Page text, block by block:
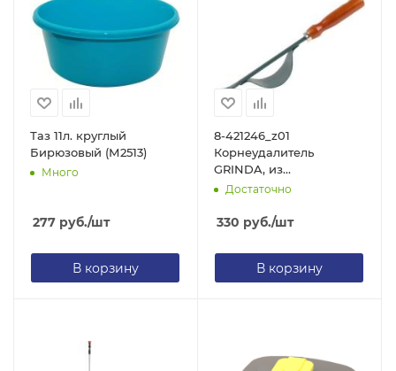
Таз 11л. круглый
Бирюзовый (М2513)
Много
277 руб./шт
В корзину
8-421246_z01
Корнеудалитель
GRINDA, из
углеродистой стали с
мм
Достаточно
330 руб./шт
В корзину